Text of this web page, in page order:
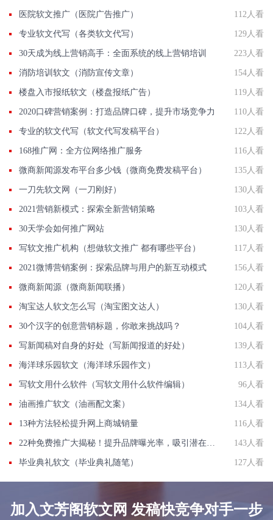
医院软文推广（医院广告推广） 112人看
专业软文代写（各类软文代写） 129人看
30天成为线上营销高手：全面系统的线上营销培训 223人看
消防培训软文（消防宣传文章） 154人看
楼盘入市报纸软文（楼盘报纸广告） 119人看
2020口碑营销案例：打造品牌口碑，提升市场竞争力 110人看
专业的软文代写（软文代写发稿平台） 122人看
168推广网：全方位网络推广服务 116人看
微商新闻源发布平台多少钱（微商免费发稿平台） 135人看
一刀先软文网（一刀刚好） 130人看
2021营销新模式：探索全新营销策略 103人看
30天学会如何推广网站 130人看
写软文推广机构（想做软文推广 都有哪些平台） 117人看
2021微博营销案例：探索品牌与用户的新互动模式 156人看
微商新闻源（微商新闻联播） 120人看
淘宝达人软文怎么写（淘宝图文达人） 130人看
30个汉字的创意营销标题，你敢来挑战吗？ 104人看
写新闻稿对自身的好处（写新闻报道的好处） 139人看
海洋球乐园软文（海洋球乐园作文） 113人看
写软文用什么软件（写软文用什么软件编辑） 96人看
油画推广软文（油画配文案） 134人看
13种方法轻松提升网上商城销量 116人看
22种免费推广大揭秘！提升品牌曝光率，吸引潜在客户！ 143人看
毕业典礼软文（毕业典礼随笔） 127人看
加入文芳阁软文网 发稿快竞争对手一步